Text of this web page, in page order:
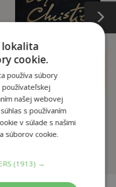
Mŕtva v lodenici
lokalita
cookie.
používa súbory
používateľskej
našej webovej
s používaním
v súlade s našimi
súborov cookie.
(1913) →